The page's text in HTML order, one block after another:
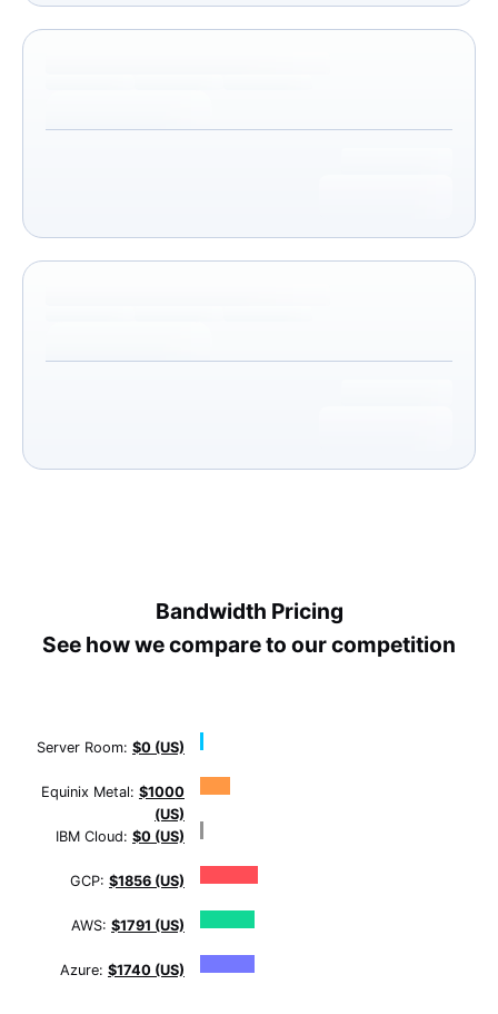
Bandwidth Pricing
See how we compare to our competition
Server Room: $0 (US)
Equinix Metal: $1000
(US)
IBM Cloud: $0 (US)
GCP: $1856 (US)
AWS: $1791 (US)
Azure: $1740 (US)